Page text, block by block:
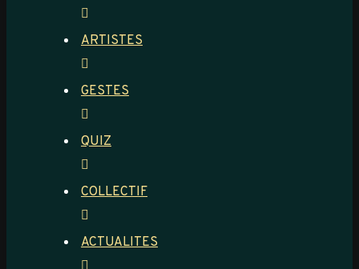
ARTISTES
GESTES
QUIZ
COLLECTIF
ACTUALITES